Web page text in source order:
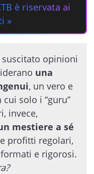
è riservata ai
»
opinioni
una
, un vero e
solo i “guru”
invece,
mestiere a sé
profitti regolari,
e rigorosi.